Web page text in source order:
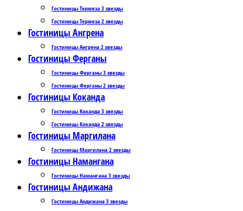
Гостиницы Термеза 3 звезды
Гостиницы Термеза 2 звезды
Гостиницы Ангрена
Гостиницы Ангрена 2 звезды
Гостиницы Ферганы
Гостиницы Ферганы 3 звезды
Гостиницы Ферганы 2 звезды
Гостиницы Коканда
Гостиницы Коканда 3 звезды
Гостиницы Коканда 2 звезды
Гостиницы Маргилана
Гостиницы Маргилана 2 звезды
Гостиницы Намангана
Гостиницы Намангана 3 звезды
Гостиницы Андижана
Гостиницы Андижана 3 звезды